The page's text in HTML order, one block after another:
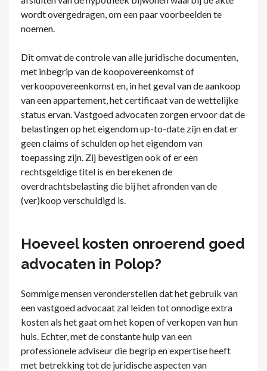
wordt overgedragen, om een paar voorbeelden te
noemen.
Dit omvat de controle van alle juridische documenten,
met inbegrip van de koopovereenkomst of
verkoopovereenkomst en, in het geval van de aankoop
van een appartement, het certificaat van de wettelijke
status ervan. Vastgoed advocaten zorgen ervoor dat de
belastingen op het eigendom up-to-date zijn en dat er
geen claims of schulden op het eigendom van
toepassing zijn. Zij bevestigen ook of er een
rechtsgeldige titel is en berekenen de
overdrachtsbelasting die bij het afronden van de
(ver)koop verschuldigd is.
Hoeveel kosten onroerend goed
advocaten in Polop?
Sommige mensen veronderstellen dat het gebruik van
een vastgoed advocaat zal leiden tot onnodige extra
kosten als het gaat om het kopen of verkopen van hun
huis. Echter, met de constante hulp van een
professionele adviseur die begrip en expertise heeft
met betrekking tot de juridische aspecten van